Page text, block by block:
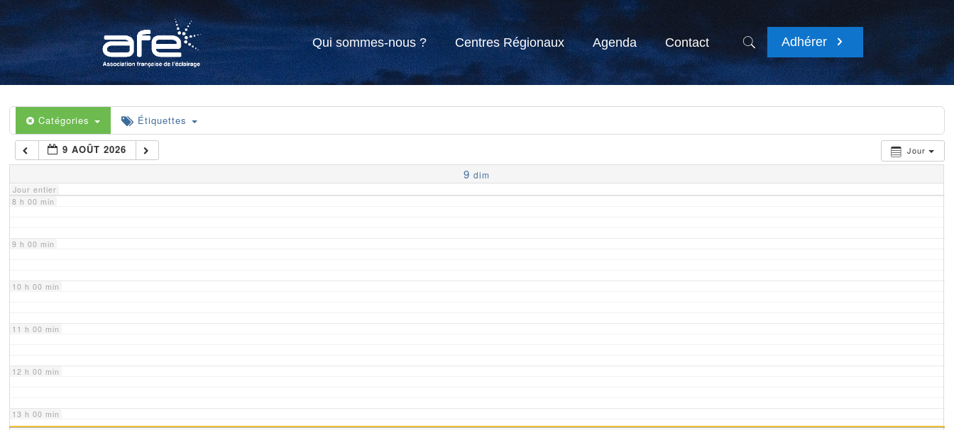
Qui sommes-nous ? Centres Régionaux Agenda Contact Adhérer
Catégories Étiquettes
Jour
9 AOÛT 2026
9 dim
Jour entier
4 h 00 min
5 h 00 min
6 h 00 min
7 h 00 min
8 h 00 min
9 h 00 min
10 h 00 min
11 h 00 min
12 h 00 min
13 h 00 min